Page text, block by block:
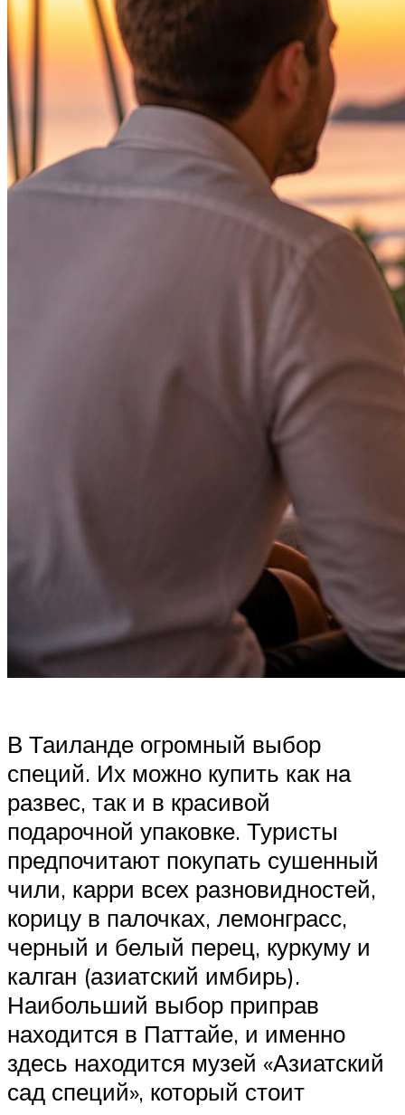
В Таиланде огромный выбор
специй. Их можно купить как на
развес, так и в красивой
подарочной упаковке. Туристы
предпочитают покупать сушенный
чили, карри всех разновидностей,
корицу в палочках, лемонграсс,
черный и белый перец, куркуму и
калган (азиатский имбирь).
Наибольший выбор приправ
находится в Паттайе, и именно
здесь находится музей «Азиатский
сад специй», который стоит